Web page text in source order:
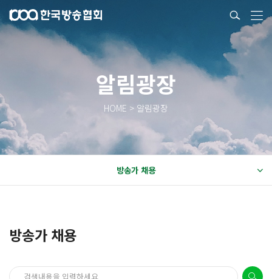
알림광장
HOME > 알림광장
방송가 채용
방송가 채용